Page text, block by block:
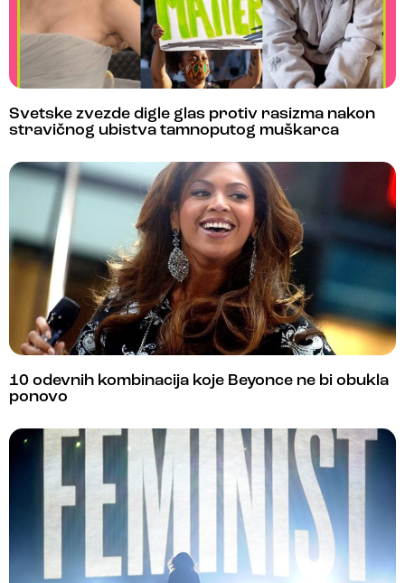
Svetske zvezde digle glas protiv rasizma nakon
stravičnog ubistva tamnoputog muškarca
10 odevnih kombinacija koje Beyonce ne bi obukla
ponovo